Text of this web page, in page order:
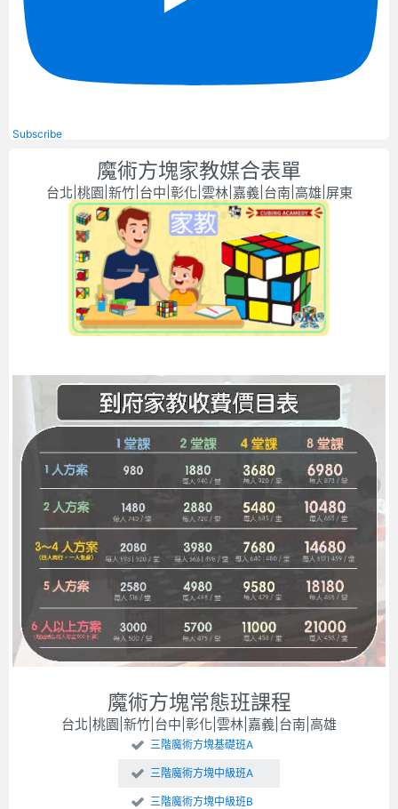
Subscribe
魔術方塊家教媒合表單
台北|桃園|新竹|台中|彰化|雲林|嘉義|台南|高雄|屏東
魔術方塊常態班課程
台北|桃園|新竹|台中|彰化|雲林|嘉義|台南|高雄
三階魔術方塊基礎班A
三階魔術方塊中級班A
三階魔術方塊中級班B